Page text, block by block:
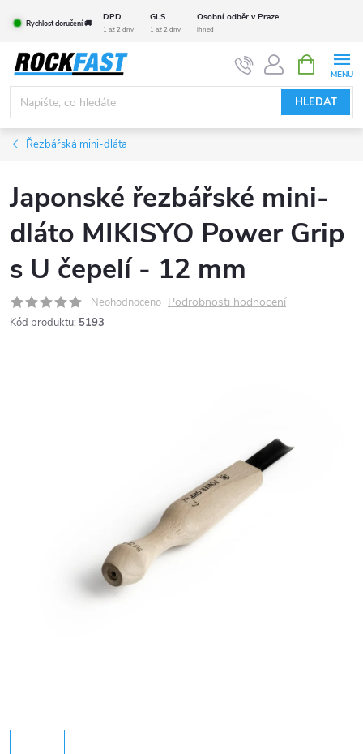
obsah
Rychlost doručení 🚚
DPD GLS Osobní odběr v Praze
1 až 2 dny 1 až 2 dny ihned
HLEDAT
NÁKUPNÍ
KOŠÍK
Řezbářská mini-dláta
Japonské řezbářské mini-
dláto MIKISYO Power Grip
s U čepelí - 12 mm
Neohodnoceno Podrobnosti hodnocení
Kód produktu: 5193